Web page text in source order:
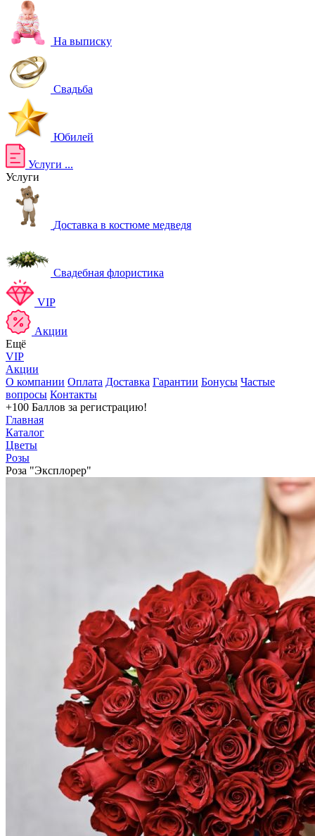
На выписку
Свадьба
Юбилей
Услуги ...
Услуги
Доставка в костюме медведя
Свадебная флористика
VIP
Акции
Ещё
VIP
Акции
О компании Оплата Доставка Гарантии Бонусы Частые
вопросы Контакты
+100 Баллов за регистрацию!
Главная
Каталог
Цветы
Розы
Роза "Эксплорер"